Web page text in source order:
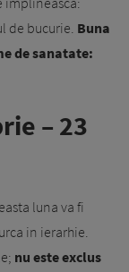
de bucurie. Buna
de sanatate:
– 23
luna va fi
in ierarhie.
nu este exclus